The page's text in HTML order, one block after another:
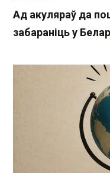
Ад акуляраў да
забараніць у